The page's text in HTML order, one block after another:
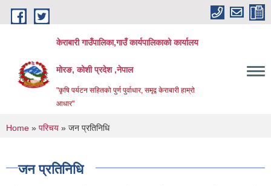
Skip to main content
केराबारी गाउँपालिका,गाउँ कार्यपालिकाको कार्यालय
मोरङ, कोशी प्रदेश ,नेपाल
"कृषि पर्यटन सहितको पुर्ण पुर्वाधार, समृद्व केराबारी हाम्रो
आधार"
You are here
Home » परिचय » जन प्रतिनिधि
जन प्रतिनिधि